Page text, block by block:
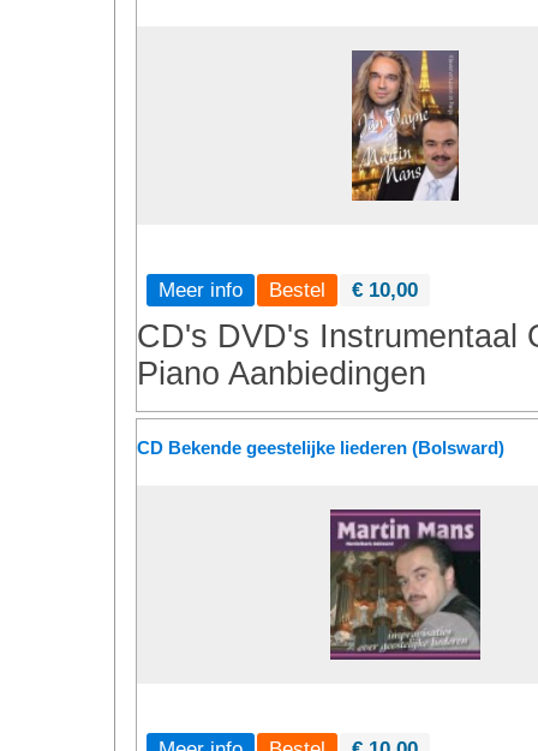
Meer info € 10,00
CD's DVD's Instrumentaal
Piano Aanbiedingen
CD Bekende geestelijke liederen (Bolsward)